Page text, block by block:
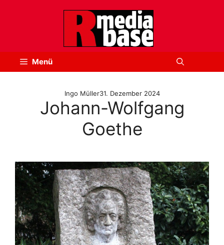
Menü
Ingo Müller31. Dezember 2024
Johann-Wolfgang
Goethe